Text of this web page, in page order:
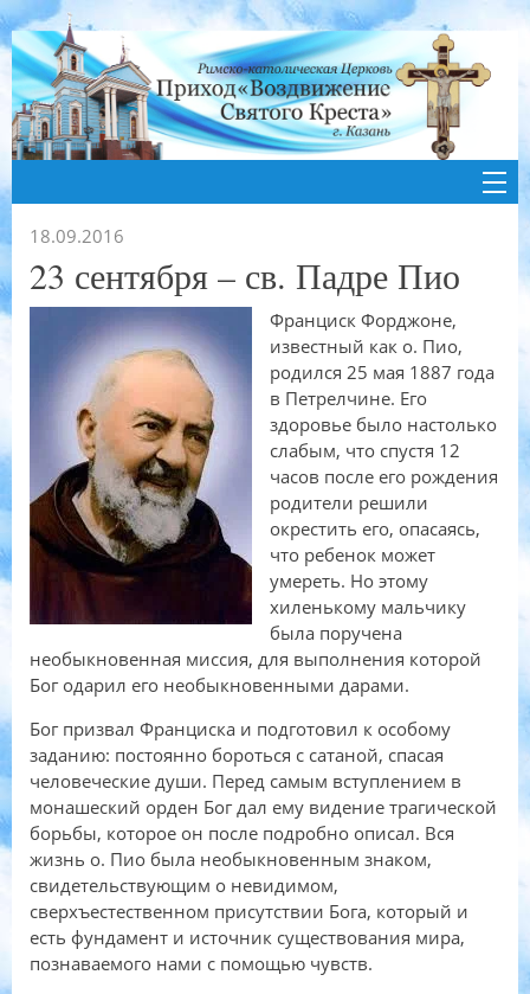
18.09.2016
23 сентября – св. Падре Пио
Франциск Форджоне,
известный как о. Пио,
родился 25 мая 1887 года
в Петрелчине. Его
здоровье было настолько
слабым, что спустя 12
часов после его рождения
родители решили
окрестить его, опасаясь,
что ребенок может
умереть. Но этому
хиленькому мальчику
была поручена
необыкновенная миссия, для выполнения которой
Бог одарил его необыкновенными дарами.
Бог призвал Франциска и подготовил к особому
заданию: постоянно бороться с сатаной, спасая
человеческие души. Перед самым вступлением в
монашеский орден Бог дал ему видение трагической
борьбы, которое он после подробно описал. Вся
жизнь о. Пио была необыкновенным знаком,
свидетельствующим о невидимом,
сверхъестественном присутствии Бога, который и
есть фундамент и источник существования мира,
познаваемого нами с помощью чувств.